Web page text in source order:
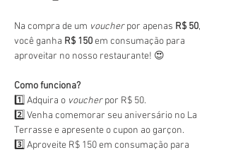
Na compra de um voucher por apenas R$ 50,
você ganha R$ 150 em consumação para
aproveitar no nosso restaurante! 😍
Como funciona?
1️⃣ Adquira o voucher por R$ 50.
2️⃣ Venha comemorar seu aniversário no La
Terrasse e apresente o cupon ao garçon.
3️⃣ Aproveite R$ 150 em consumação para